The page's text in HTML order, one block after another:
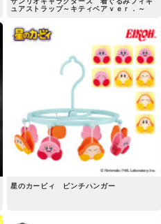
ュアストラップ～キティベアｖｅｒ．～
星のカービィ ピンチハンガー